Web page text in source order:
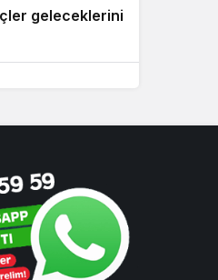
geleceklerini
10’uncu
oldu